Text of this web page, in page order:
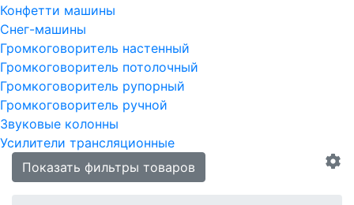
Конфетти машины
Снег-машины
Громкоговоритель настенный
Громкоговоритель потолочный
Громкоговоритель рупорный
Громкоговоритель ручной
Звуковые колонны
Усилители трансляционные
Показать фильтры товаров